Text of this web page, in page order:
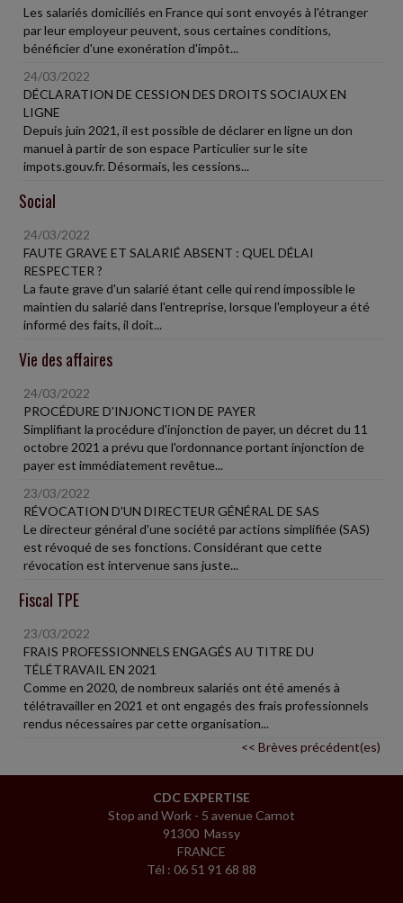
Les salariés domiciliés en France qui sont envoyés à l'étranger
par leur employeur peuvent, sous certaines conditions,
bénéficier d'une exonération d'impôt...
24/03/2022
DÉCLARATION DE CESSION DES DROITS SOCIAUX EN
LIGNE
Depuis juin 2021, il est possible de déclarer en ligne un don
manuel à partir de son espace Particulier sur le site
impots.gouv.fr. Désormais, les cessions...
Social
24/03/2022
FAUTE GRAVE ET SALARIÉ ABSENT : QUEL DÉLAI
RESPECTER ?
La faute grave d'un salarié étant celle qui rend impossible le
maintien du salarié dans l'entreprise, lorsque l'employeur a été
informé des faits, il doit...
Vie des affaires
24/03/2022
PROCÉDURE D'INJONCTION DE PAYER
Simplifiant la procédure d'injonction de payer, un décret du 11
octobre 2021 a prévu que l'ordonnance portant injonction de
payer est immédiatement revêtue...
23/03/2022
RÉVOCATION D'UN DIRECTEUR GÉNÉRAL DE SAS
Le directeur général d'une société par actions simplifiée (SAS)
est révoqué de ses fonctions. Considérant que cette
révocation est intervenue sans juste...
Fiscal TPE
23/03/2022
FRAIS PROFESSIONNELS ENGAGÉS AU TITRE DU
TÉLÉTRAVAIL EN 2021
Comme en 2020, de nombreux salariés ont été amenés à
télétravailler en 2021 et ont engagés des frais professionnels
rendus nécessaires par cette organisation...
<< Brèves précédent(es)
CDC EXPERTISE
Stop and Work - 5 avenue Carnot
91300 Massy
FRANCE
Tél : 06 51 91 68 88